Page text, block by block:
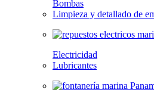
Bombas
Limpieza y detallado de
Electricidad
Lubricantes